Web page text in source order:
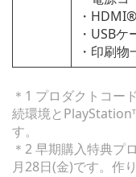
・
・USBケ
・印刷物
＊1 プロダクトコー
続環境と
す。
＊2 早期購入特典プ
月28日(金)です。作